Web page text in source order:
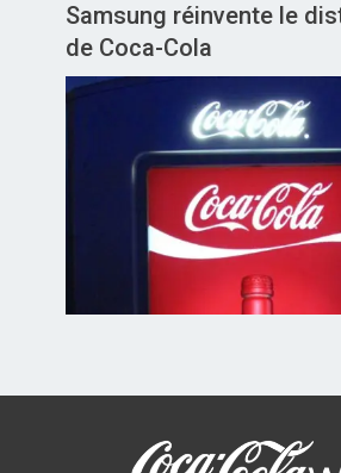
Samsung réinvente le
de Coca-Cola